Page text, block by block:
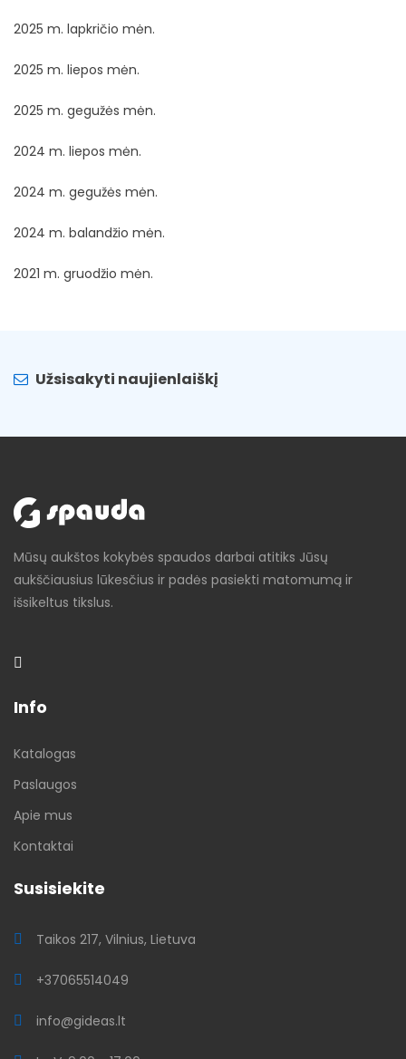
2025 m. lapkričio mėn.
2025 m. liepos mėn.
2025 m. gegužės mėn.
2024 m. liepos mėn.
2024 m. gegužės mėn.
2024 m. balandžio mėn.
2021 m. gruodžio mėn.
Užsisakyti naujienlaiškį
Mūsų aukštos kokybės spaudos darbai atitiks Jūsų
aukščiausius lūkesčius ir padės pasiekti matomumą ir
išsikeltus tikslus.
Info
Katalogas
Paslaugos
Apie mus
Kontaktai
Susisiekite
Taikos 217, Vilnius, Lietuva
+37065514049
info@gideas.lt